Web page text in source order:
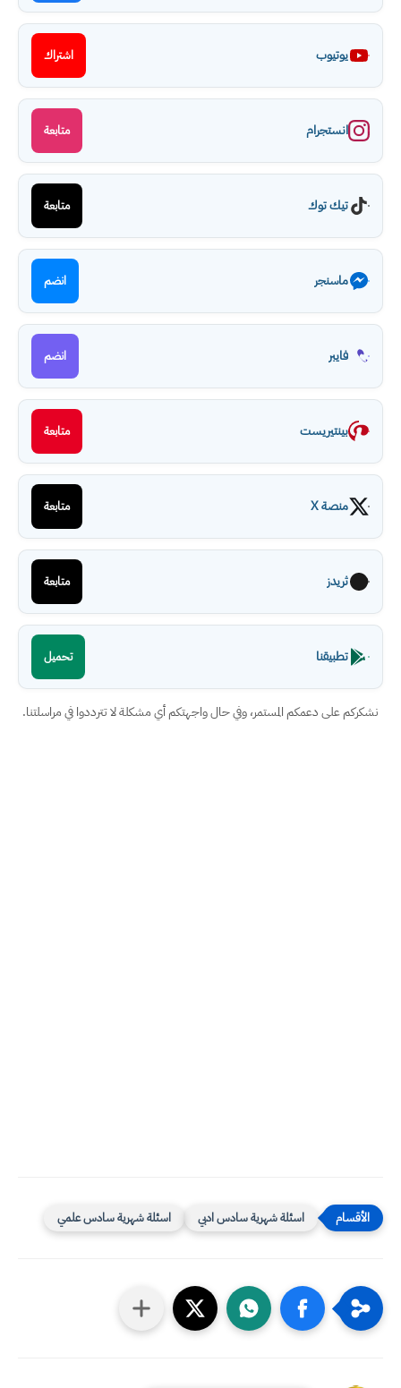
يوتيوب اشتراك
انستجرام متابعة
تيك توك متابعة
ماسنجر انضم
فايبر انضم
بينتيريست متابعة
منصة X متابعة
ثريدز متابعة
تطبيقنا تحميل
نشكركم على دعمكم المستمر، وفي حال واجهتكم أي مشكلة لا تترددوا في مراسلتنا.
اسئلة شهرية سادس ادبي اسئلة شهرية سادس علمي